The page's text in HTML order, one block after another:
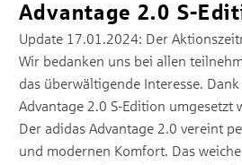
Advantage 2.0 S-
Update 17.01.2024: Der
Wir bedanken uns bei allen
das überwältigende Interesse.
Advantage 2.0 S-Edition umgesetzt
Der adidas Advantage 2.0 vereint
und modernen Komfort. Das